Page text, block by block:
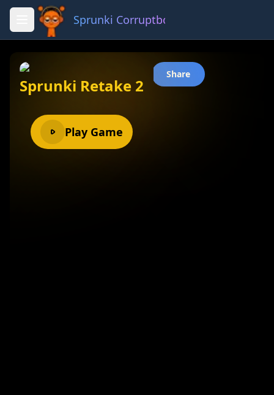
Sprunki Corruptbox 3 x
Sprunki Retake 2
Play Game
Share